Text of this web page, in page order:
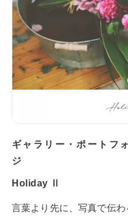
ギャラリー・ポートフ
ジ
Holiday Ⅱ
言葉より先に、写真で伝